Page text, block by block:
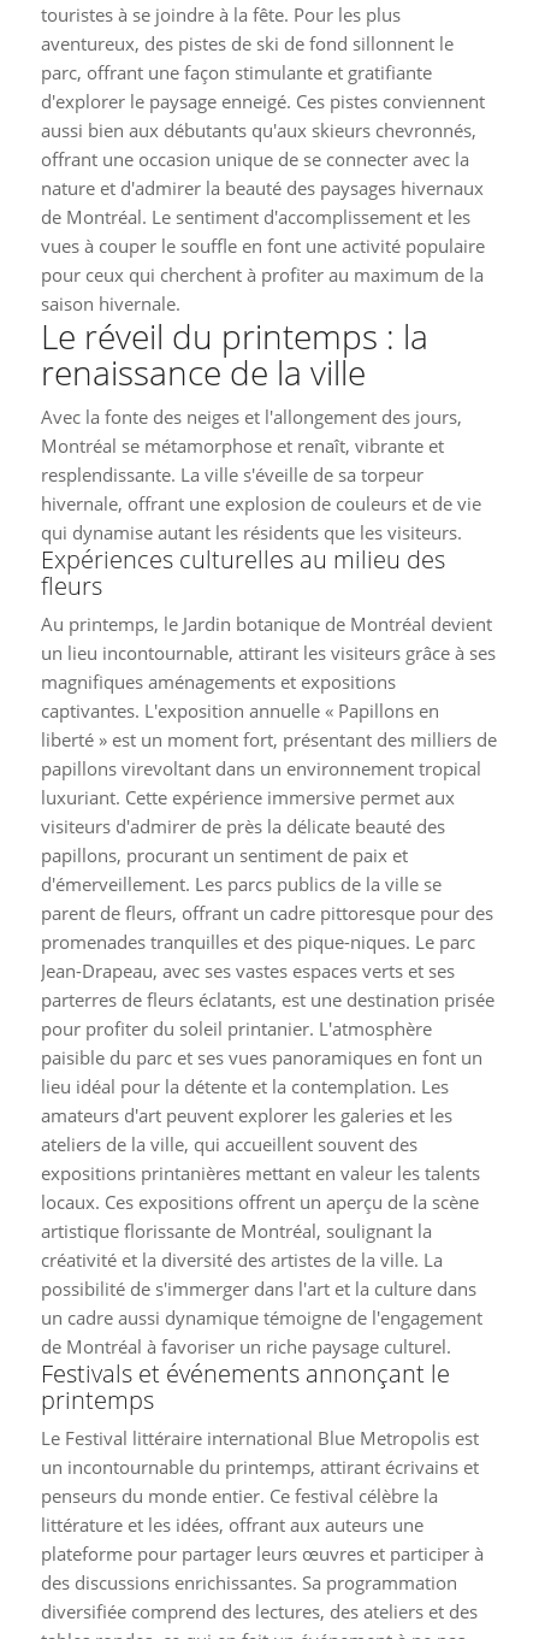
touristes à se joindre à la fête. Pour les plus
aventureux, des pistes de ski de fond sillonnent le
parc, offrant une façon stimulante et gratifiante
d'explorer le paysage enneigé. Ces pistes conviennent
aussi bien aux débutants qu'aux skieurs chevronnés,
offrant une occasion unique de se connecter avec la
nature et d'admirer la beauté des paysages hivernaux
de Montréal. Le sentiment d'accomplissement et les
vues à couper le souffle en font une activité populaire
pour ceux qui cherchent à profiter au maximum de la
saison hivernale.
Le réveil du printemps : la
renaissance de la ville
Avec la fonte des neiges et l'allongement des jours,
Montréal se métamorphose et renaît, vibrante et
resplendissante. La ville s'éveille de sa torpeur
hivernale, offrant une explosion de couleurs et de vie
qui dynamise autant les résidents que les visiteurs.
Expériences culturelles au milieu des
fleurs
Au printemps, le Jardin botanique de Montréal devient
un lieu incontournable, attirant les visiteurs grâce à ses
magnifiques aménagements et expositions
captivantes. L'exposition annuelle « Papillons en
liberté » est un moment fort, présentant des milliers de
papillons virevoltant dans un environnement tropical
luxuriant. Cette expérience immersive permet aux
visiteurs d'admirer de près la délicate beauté des
papillons, procurant un sentiment de paix et
d'émerveillement. Les parcs publics de la ville se
parent de fleurs, offrant un cadre pittoresque pour des
promenades tranquilles et des pique-niques. Le parc
Jean-Drapeau, avec ses vastes espaces verts et ses
parterres de fleurs éclatants, est une destination prisée
pour profiter du soleil printanier. L'atmosphère
paisible du parc et ses vues panoramiques en font un
lieu idéal pour la détente et la contemplation. Les
amateurs d'art peuvent explorer les galeries et les
ateliers de la ville, qui accueillent souvent des
expositions printanières mettant en valeur les talents
locaux. Ces expositions offrent un aperçu de la scène
artistique florissante de Montréal, soulignant la
créativité et la diversité des artistes de la ville. La
possibilité de s'immerger dans l'art et la culture dans
un cadre aussi dynamique témoigne de l'engagement
de Montréal à favoriser un riche paysage culturel.
Festivals et événements annonçant le
printemps
Le Festival littéraire international Blue Metropolis est
un incontournable du printemps, attirant écrivains et
penseurs du monde entier. Ce festival célèbre la
littérature et les idées, offrant aux auteurs une
plateforme pour partager leurs œuvres et participer à
des discussions enrichissantes. Sa programmation
diversifiée comprend des lectures, des ateliers et des